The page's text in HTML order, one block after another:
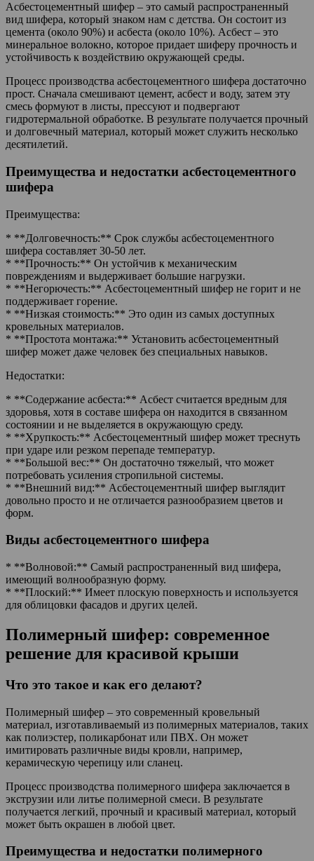
Асбестоцементный шифер – это самый распространенный
вид шифера, который знаком нам с детства. Он состоит из
цемента (около 90%) и асбеста (около 10%). Асбест – это
минеральное волокно, которое придает шиферу прочность и
устойчивость к воздействию окружающей среды.
Процесс производства асбестоцементного шифера достаточно
прост. Сначала смешивают цемент, асбест и воду, затем эту
смесь формуют в листы, прессуют и подвергают
гидротермальной обработке. В результате получается прочный
и долговечный материал, который может служить несколько
десятилетий.
Преимущества и недостатки асбестоцементного
шифера
Преимущества:
* **Долговечность:** Срок службы асбестоцементного
шифера составляет 30-50 лет.
* **Прочность:** Он устойчив к механическим
повреждениям и выдерживает большие нагрузки.
* **Негорючесть:** Асбестоцементный шифер не горит и не
поддерживает горение.
* **Низкая стоимость:** Это один из самых доступных
кровельных материалов.
* **Простота монтажа:** Установить асбестоцементный
шифер может даже человек без специальных навыков.
Недостатки:
* **Содержание асбеста:** Асбест считается вредным для
здоровья, хотя в составе шифера он находится в связанном
состоянии и не выделяется в окружающую среду.
* **Хрупкость:** Асбестоцементный шифер может треснуть
при ударе или резком перепаде температур.
* **Большой вес:** Он достаточно тяжелый, что может
потребовать усиления стропильной системы.
* **Внешний вид:** Асбестоцементный шифер выглядит
довольно просто и не отличается разнообразием цветов и
форм.
Виды асбестоцементного шифера
* **Волновой:** Самый распространенный вид шифера,
имеющий волнообразную форму.
* **Плоский:** Имеет плоскую поверхность и используется
для облицовки фасадов и других целей.
Полимерный шифер: современное
решение для красивой крыши
Что это такое и как его делают?
Полимерный шифер – это современный кровельный
материал, изготавливаемый из полимерных материалов, таких
как полиэстер, поликарбонат или ПВХ. Он может
имитировать различные виды кровли, например,
керамическую черепицу или сланец.
Процесс производства полимерного шифера заключается в
экструзии или литье полимерной смеси. В результате
получается легкий, прочный и красивый материал, который
может быть окрашен в любой цвет.
Преимущества и недостатки полимерного